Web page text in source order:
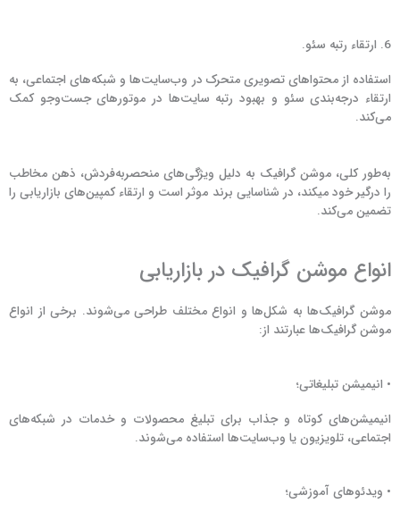
6. ارتقاء رتبه سئو.
استفاده از محتواهای تصویری متحرک در وب‌سایت‌ها و شبکه‌های اجتماعی، به
ارتقاء درجه‌بندی سئو و بهبود رتبه‌ سایت‌ها در موتورهای جست‌وجو کمک
می‌کند.
به‌طور کلی، موشن گرافیک به دلیل ویژگی‌های منحصربه‌فردش، ذهن مخاطب
را درگیر خود می‎کند، در شناسایی برند موثر است و ارتقاء کمپین‌های بازاریابی را
تضمین می‌کند.
انواع موشن گرافیک در بازاریابی
موشن گرافیک‌ها به شکل‌ها و انواع مختلف طراحی می‌شوند. برخی از انواع
موشن گرافیک‌ها عبارتند از:
• انیمیشن تبلیغاتی؛
انیمیشن‌های کوتاه و جذاب برای تبلیغ محصولات و خدمات در شبکه‌های
اجتماعی، تلویزیون یا وب‌سایت‌ها استفاده می‌شوند.
• ویدئوهای آموزشی؛